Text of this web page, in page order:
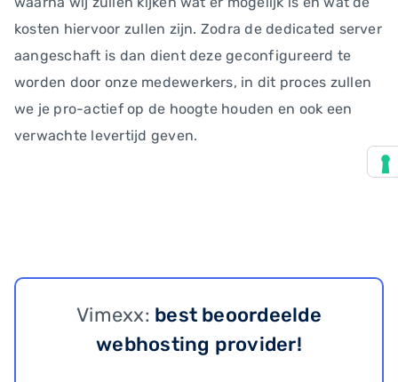
kosten hiervoor zullen zijn. Zodra de dedicated server
aangeschaft is dan dient deze geconfigureerd te
worden door onze medewerkers, in dit proces zullen
we je pro-actief op de hoogte houden en ook een
verwachte levertijd geven.
Vimexx: best beoordeelde
webhosting provider!